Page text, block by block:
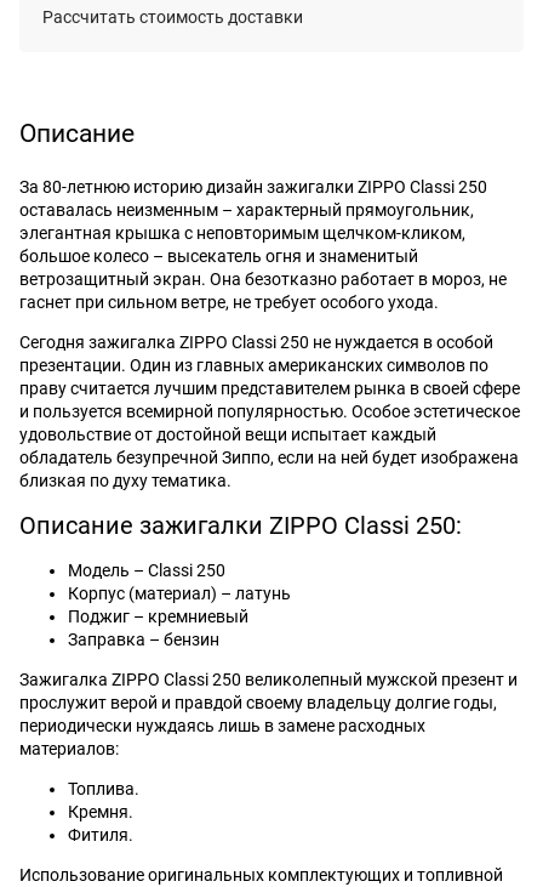
Рассчитать стоимость доставки
Описание
За 80-летнюю историю дизайн зажигалки ZIPPO Classi 250
оставалась неизменным – характерный прямоугольник,
элегантная крышка с неповторимым щелчком-кликом,
большое колесо – высекатель огня и знаменитый
ветрозащитный экран. Она безотказно работает в мороз, не
гаснет при сильном ветре, не требует особого ухода.
Сегодня зажигалка ZIPPO Classi 250 не нуждается в особой
презентации. Один из главных американских символов по
праву считается лучшим представителем рынка в своей сфере
и пользуется всемирной популярностью. Особое эстетическое
удовольствие от достойной вещи испытает каждый
обладатель безупречной Зиппо, если на ней будет изображена
близкая по духу тематика.
Описание зажигалки ZIPPO Classi 250:
Модель – Classi 250
Корпус (материал) – латунь
Поджиг – кремниевый
Заправка – бензин
Зажигалка ZIPPO Classi 250 великолепный мужской презент и
прослужит верой и правдой своему владельцу долгие годы,
периодически нуждаясь лишь в замене расходных
материалов:
Топлива.
Кремня.
Фитиля.
Использование оригинальных комплектующих и топливной